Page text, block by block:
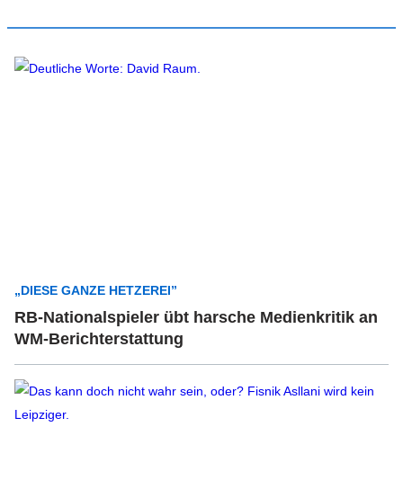
„DIESE GANZE HETZEREI”
RB-Nationalspieler übt harsche Medienkritik an
WM-Berichterstattung